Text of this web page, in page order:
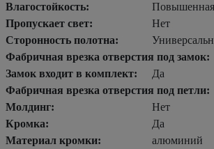
Влагостойкость:
Повышенная
Пропускает свет:
Нет
Сторонность полотна:
Фабричная врезка отверстия под замок:
Замок входит в комплект:
Да
Фабричная врезка отверстия под петли:
Молдинг:
Нет
Кромка:
Да
Материал кромки:
алюминий